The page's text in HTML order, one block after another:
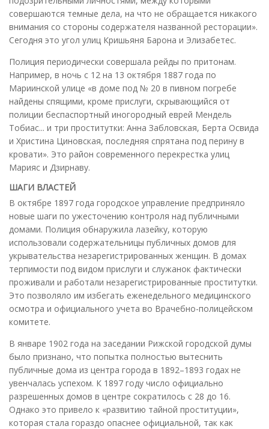
совершаются темные дела, на что не обращается никакого
внимания со стороны содержателя названной ресторации».
Сегодня это угол улиц Кришьяня Барона и Элизабетес.
Полиция периодически совершала рейды по притонам.
Например, в ночь с 12 на 13 октября 1887 года по
Мариинской улице «в доме под № 20 в пивном погребе
найдены спящими, кроме прислуги, скрывающийся от
полиции беспаспортный иногородный еврей Мендель
Тобиас... и три проститутки: Анна Забловская, Берта Освида
и Христина Циновская, последняя спрятана под перину в
кровати». Это район современного перекрестка улиц
Марияс и Дзирнаву.
ШАГИ ВЛАСТЕЙ
В октябре 1897 года городское управление предприняло
новые шаги по ужесточению контроля над публичными
домами. Полиция обнаружила лазейку, которую
использовали содержательницы публичных домов для
укрывательства незарегистрированных женщин. В домах
терпимости под видом прислуги и служанок фактически
проживали и работали незарегистрированные проститутки.
Это позволяло им избегать еженедельного медицинского
осмотра и официального учета во Врачебно-полицейском
комитете.
В январе 1902 года на заседании Рижской городской думы
было признано, что попытка полностью вытеснить
публичные дома из центра города в 1892–1893 годах не
увенчалась успехом. К 1897 году число официально
разрешенных домов в центре сократилось с 28 до 16.
Однако это привело к «развитию тайной проституции»,
которая стала гораздо опаснее официальной, так как